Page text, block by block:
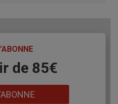
de 85€